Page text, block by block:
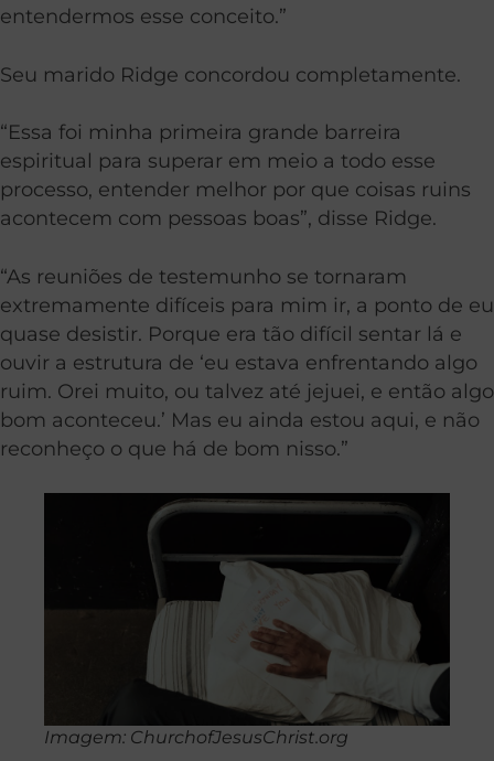
entendermos esse conceito.”
Seu marido Ridge concordou completamente.
“Essa foi minha primeira grande barreira
espiritual para superar em meio a todo esse
processo, entender melhor por que coisas ruins
acontecem com pessoas boas”, disse Ridge.
“As reuniões de testemunho se tornaram
extremamente difíceis para mim ir, a ponto de eu
quase desistir. Porque era tão difícil sentar lá e
ouvir a estrutura de ‘eu estava enfrentando algo
ruim. Orei muito, ou talvez até jejuei, e então algo
bom aconteceu.’ Mas eu ainda estou aqui, e não
reconheço o que há de bom nisso.”
Imagem: ChurchofJesusChrist.org